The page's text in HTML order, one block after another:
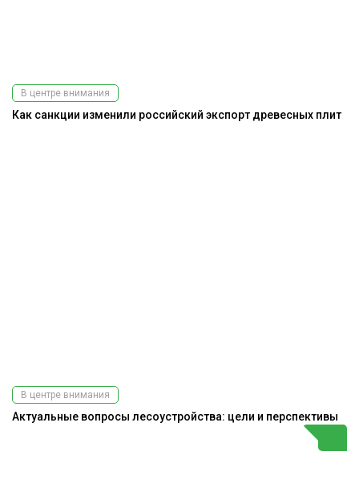
В центре внимания
Как санкции изменили российский экспорт древесных плит
В центре внимания
Актуальные вопросы лесоустройства: цели и перспективы